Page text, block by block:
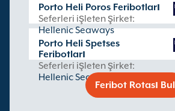
Porto Heli Poros Feribotları
Seferleri işleten şirket:
Hellenic Seaways
Porto Heli Spetses
Feribotları
Seferleri işleten şirket:
Hellenic Seaways
Feribot Rotası Bul